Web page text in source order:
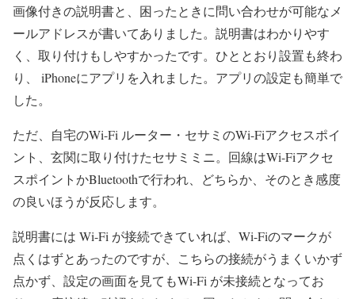
画像付きの説明書と、困ったときに問い合わせが可能なメ
ールアドレスが書いてありました。 説明書はわかりやす
く、取り付けもしやすかったです。 ひととおり設置も終わ
り、 iPhoneにアプリを入れました。アプリの設定も簡単で
した。
ただ、自宅のWi-Fi ルーター・セサミのWi-Fiアクセスポイ
ント、玄関に取り付けたセサミミニ。 回線はWi-Fiアクセ
スポイントかBluetoothで行われ、どちらか、そのとき感度
の良いほうが反応します。
説明書には Wi-Fi が接続できていれば、 Wi-Fiのマークが
点くはずとあったのですが、こちらの接続がうまくいかず
点かず、設定の画面を見てもWi-Fi が未接続となってお